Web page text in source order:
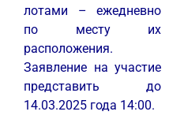
лотами – ежедневно
по месту их
расположения.
Заявление на участие
представить до
14.03.2025 года 14:00.